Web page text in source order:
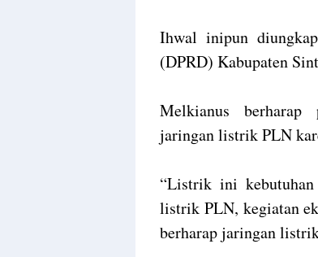
Ihwal inipun
(DPRD) Kabupaten
Melkianus berharap
jaringan listrik PLN
“Listrik ini kebutuhan
listrik PLN, kegiatan
berharap jaringan